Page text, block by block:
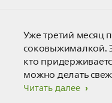
Уже третий месяц
соковыжималкой.
кто
можно делать
этого максимум
Читать далее